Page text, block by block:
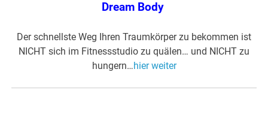
Dream Body
Der schnellste Weg Ihren Traumkörper zu bekommen ist
NICHT sich im Fitnessstudio zu quälen… und NICHT zu
hungern…hier weiter